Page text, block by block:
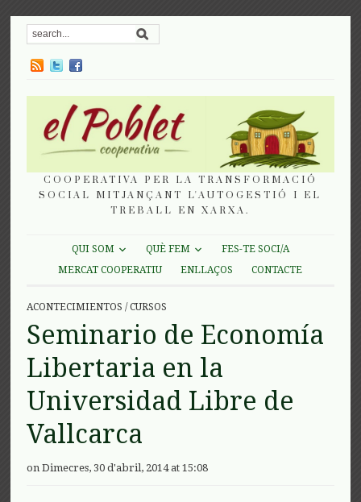
COOPERATIVA PER LA TRANSFORMACIÓ
SOCIAL MITJANÇANT L'AUTOGESTIÓ I EL
TREBALL EN XARXA.
QUI SOM QUÈ FEM
FES-TE SOCI/A
MERCAT COOPERATIU
ENLLAÇOS CONTACTE
ACONTECIMIENTOS /CURSOS
Seminario de Economía
Libertaria en la
Universidad Libre de
Vallcarca
on Dimecres, 30 d'abril, 2014 at 15:08